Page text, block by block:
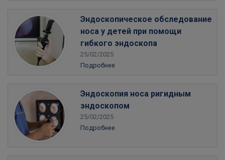
Эндоскопическое обследование
носа у детей при помощи
гибкого эндоскопа
25/02/2025
Подробнее
Эндоскопия носа ригидным
эндоскопом
25/02/2025
Подробнее